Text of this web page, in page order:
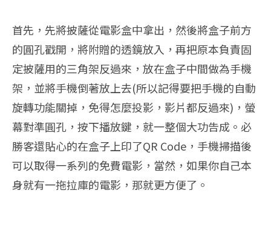
首先，先將披薩從電影盒中拿出，然後將盒子前方
的圓孔戳開，將附贈的透鏡放入，再把原本負責固
定披薩用的三角架反過來，放在盒子中間做為手機
架，並將手機倒著放上去(所以記得要把手機的自動
旋轉功能關掉，免得怎麼投影，影片都反過來)，螢
幕對準圓孔，按下播放鍵，就一整個大功告成。必
勝客還貼心的在盒子上印了QR Code，手機掃描後
可以取得一系列的免費電影，當然，如果你自己本
身就有一拖拉庫的電影，那就更方便了。